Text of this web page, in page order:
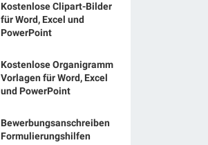
Kostenlose Clipart-Bilder
für Word, Excel und
PowerPoint
Kostenlose Organigramm
Vorlagen für Word, Excel
und PowerPoint
Bewerbungsanschreiben
Formulierungshilfen